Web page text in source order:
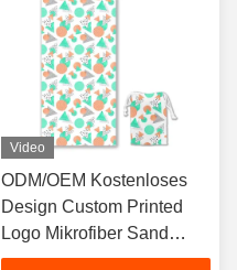
Video
ODM/OEM Kostenloses
Design Custom Printed
Logo Mikrofiber Sand
Custom Strandhandtuch